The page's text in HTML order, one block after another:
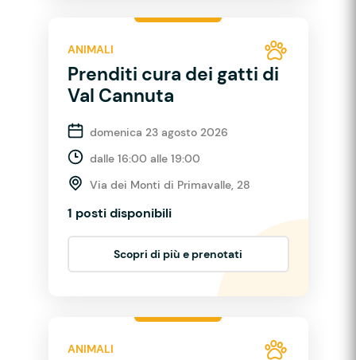
ANIMALI
Prenditi cura dei gatti di
Val Cannuta
domenica 23 agosto 2026
dalle 16:00 alle 19:00
Via dei Monti di Primavalle, 28
1 posti disponibili
Scopri di più e prenotati
ANIMALI